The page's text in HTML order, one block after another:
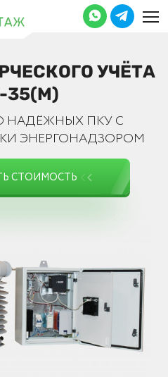
УЧЁТА
35(М)
НАДЁЖНЫХ ПКУ С
ЭНЕРГОНАДЗОРОМ
СТОИМОСТЬ